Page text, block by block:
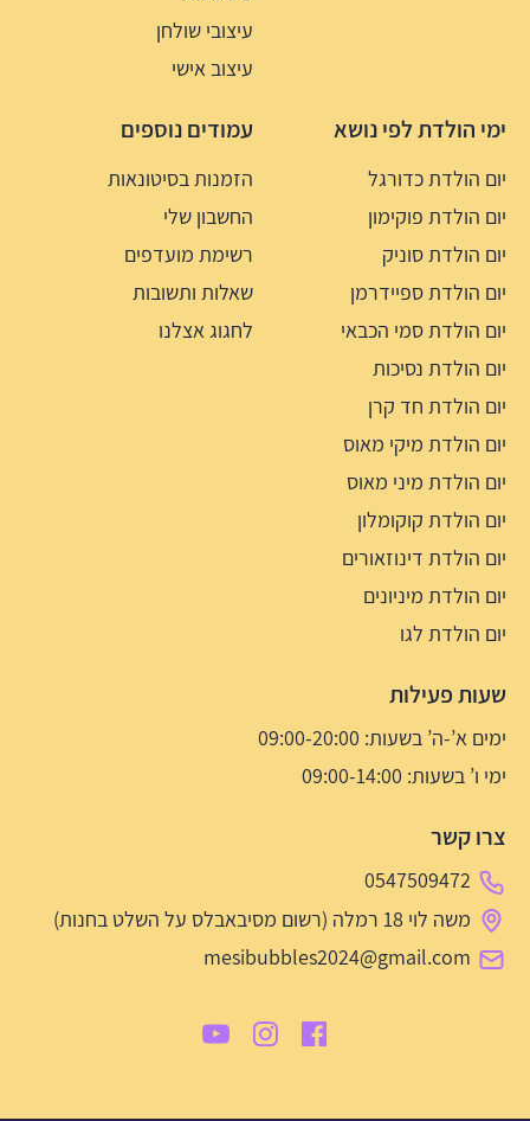
עיצובי שולחן
עיצוב אישי
ימי הולדת לפי נושא
יום הולדת כדורגל
יום הולדת פוקימון
יום הולדת סוניק
יום הולדת ספיידרמן
יום הולדת סמי הכבאי
יום הולדת נסיכות
יום הולדת חד קרן
יום הולדת מיקי מאוס
יום הולדת מיני מאוס
יום הולדת קוקומלון
יום הולדת דינוזאורים
יום הולדת מיניונים
יום הולדת לגו
עמודים נוספים
הזמנות בסיטונאות
החשבון שלי
רשימת מועדפים
שאלות ותשובות
לחגוג אצלנו
שעות פעילות
ימים א’-ה’ בשעות: 09:00-20:00
ימי ו’ בשעות: 09:00-14:00
צרו קשר
0547509472
משה לוי 18 רמלה (רשום מסיבאבלס על השלט בחנות)
mesibubbles2024@gmail.com